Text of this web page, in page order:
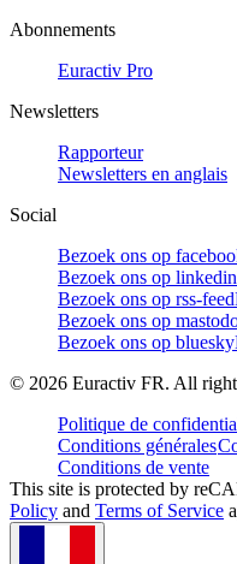
Abonnements
Euractiv Pro
Newsletters
Rapporteur
Newsletters en anglais
Social
Bezoek ons op
Bezoek ons op linkedin
Bezoek ons op rss-feed
Bezoek ons op
Bezoek ons op bluesky
© 2026 Euractiv FR. All
Politique de
Conditions générales
Conditions de vente
This site is protected by
Policy and Terms of Service